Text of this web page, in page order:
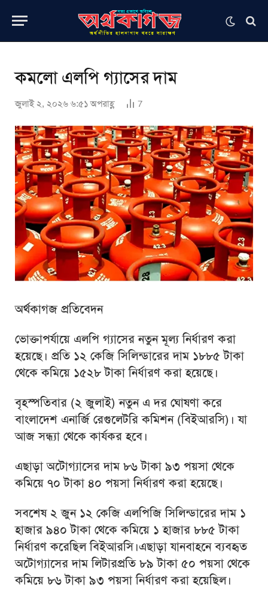
কমলো এলপি গ্যাসের দাম
জুলাই ২, ২০২৬ ৬:৫১ অপরাহ্ণ 7
অর্থকাগজ প্রতিবেদন
ভোক্তাপর্যায়ে এলপি গ্যাসের নতুন মূল্য নির্ধারণ করা
হয়েছে। প্রতি ১২ কেজি সিলিন্ডারের দাম ১৮৮৫ টাকা
থেকে কমিয়ে ১৫২৮ টাকা নির্ধারণ করা হয়েছে।
বৃহস্পতিবার (২ জুলাই) নতুন এ দর ঘোষণা করে
বাংলাদেশ এনার্জি রেগুলেটরি কমিশন (বিইআরসি)। যা
আজ সন্ধ্যা থেকে কার্যকর হবে।
এছাড়া অটোগ্যাসের দাম ৮৬ টাকা ৯৩ পয়সা থেকে
কমিয়ে ৭০ টাকা ৪০ পয়সা নির্ধারণ করা হয়েছে।
সবশেষ ২ জুন ১২ কেজি এলপিজি সিলিন্ডারের দাম ১
হাজার ৯৪০ টাকা থেকে কমিয়ে ১ হাজার ৮৮৫ টাকা
নির্ধারণ করেছিল বিইআরসি।এছাড়া যানবাহনে ব্যবহৃত
অটোগ্যাসের দাম লিটারপ্রতি ৮৯ টাকা ৫০ পয়সা থেকে
কমিয়ে ৮৬ টাকা ৯৩ পয়সা নির্ধারণ করা হয়েছিল।